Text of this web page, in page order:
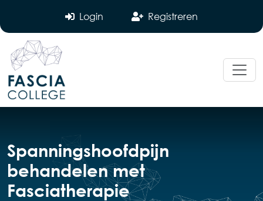
Login Registreren
Spanningshoofdpijn
behandelen met
Fasciatherapie